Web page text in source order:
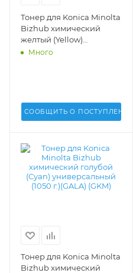
Тонер для Konica Minolta
Bizhub химический
желтый (Yellow)
универсальный (1050 г.)
Много
СООБЩИТЬ О ПОСТУПЛЕНИИ
Тонер для Konica Minolta
Bizhub химический